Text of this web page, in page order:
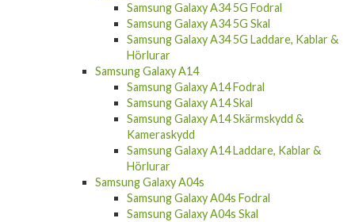
Samsung Galaxy A34 5G Fodral
Samsung Galaxy A34 5G Skal
Samsung Galaxy A34 5G Laddare, Kablar &
Hörlurar
Samsung Galaxy A14
Samsung Galaxy A14 Fodral
Samsung Galaxy A14 Skal
Samsung Galaxy A14 Skärmskydd &
Kameraskydd
Samsung Galaxy A14 Laddare, Kablar &
Hörlurar
Samsung Galaxy A04s
Samsung Galaxy A04s Fodral
Samsung Galaxy A04s Skal